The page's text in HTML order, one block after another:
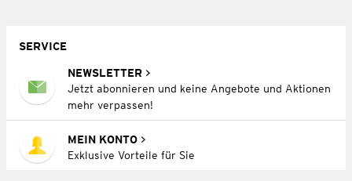
SERVICE
NEWSLETTER
Jetzt abonnieren und keine Angebote und Aktionen
mehr verpassen!
MEIN KONTO
Exklusive Vorteile für Sie